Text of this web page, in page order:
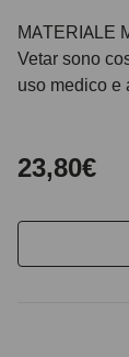
MATERIALE
Vetar sono
uso medico e
23,80€